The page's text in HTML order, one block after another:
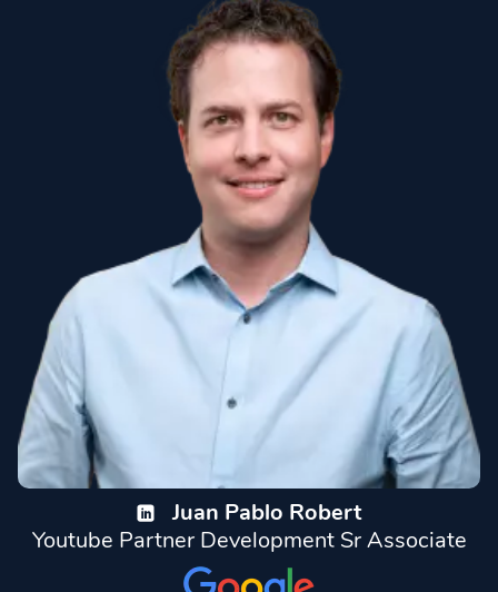
Juan Pablo Robert
Youtube Partner Development Sr Associate